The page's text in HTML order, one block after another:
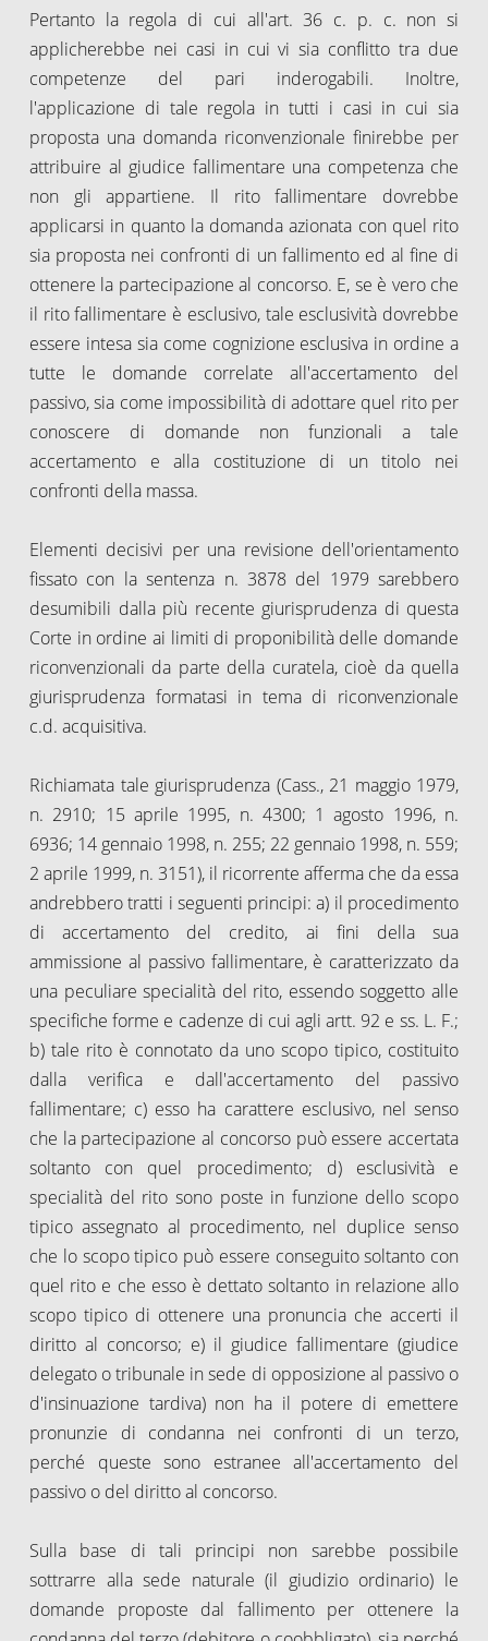
Pertanto la regola di cui all'art. 36 c. p. c. non si
applicherebbe nei casi in cui vi sia conflitto tra due
competenze del pari inderogabili. Inoltre,
l'applicazione di tale regola in tutti i casi in cui sia
proposta una domanda riconvenzionale finirebbe per
attribuire al giudice fallimentare una competenza che
non gli appartiene. Il rito fallimentare dovrebbe
applicarsi in quanto la domanda azionata con quel rito
sia proposta nei confronti di un fallimento ed al fine di
ottenere la partecipazione al concorso. E, se è vero che
il rito fallimentare è esclusivo, tale esclusività dovrebbe
essere intesa sia come cognizione esclusiva in ordine a
tutte le domande correlate all'accertamento del
passivo, sia come impossibilità di adottare quel rito per
conoscere di domande non funzionali a tale
accertamento e alla costituzione di un titolo nei
confronti della massa.
Elementi decisivi per una revisione dell'orientamento
fissato con la sentenza n. 3878 del 1979 sarebbero
desumibili dalla più recente giurisprudenza di questa
Corte in ordine ai limiti di proponibilità delle domande
riconvenzionali da parte della curatela, cioè da quella
giurisprudenza formatasi in tema di riconvenzionale
c.d. acquisitiva.
Richiamata tale giurisprudenza (Cass., 21 maggio 1979,
n. 2910; 15 aprile 1995, n. 4300; 1 agosto 1996, n.
6936; 14 gennaio 1998, n. 255; 22 gennaio 1998, n. 559;
2 aprile 1999, n. 3151), il ricorrente afferma che da essa
andrebbero tratti i seguenti principi: a) il procedimento
di accertamento del credito, ai fini della sua
ammissione al passivo fallimentare, è caratterizzato da
una peculiare specialità del rito, essendo soggetto alle
specifiche forme e cadenze di cui agli artt. 92 e ss. L. F.;
b) tale rito è connotato da uno scopo tipico, costituito
dalla verifica e dall'accertamento del passivo
fallimentare; c) esso ha carattere esclusivo, nel senso
che la partecipazione al concorso può essere accertata
soltanto con quel procedimento; d) esclusività e
specialità del rito sono poste in funzione dello scopo
tipico assegnato al procedimento, nel duplice senso
che lo scopo tipico può essere conseguito soltanto con
quel rito e che esso è dettato soltanto in relazione allo
scopo tipico di ottenere una pronuncia che accerti il
diritto al concorso; e) il giudice fallimentare (giudice
delegato o tribunale in sede di opposizione al passivo o
d'insinuazione tardiva) non ha il potere di emettere
pronunzie di condanna nei confronti di un terzo,
perché queste sono estranee all'accertamento del
passivo o del diritto al concorso.
Sulla base di tali principi non sarebbe possibile
sottrarre alla sede naturale (il giudizio ordinario) le
domande proposte dal fallimento per ottenere la